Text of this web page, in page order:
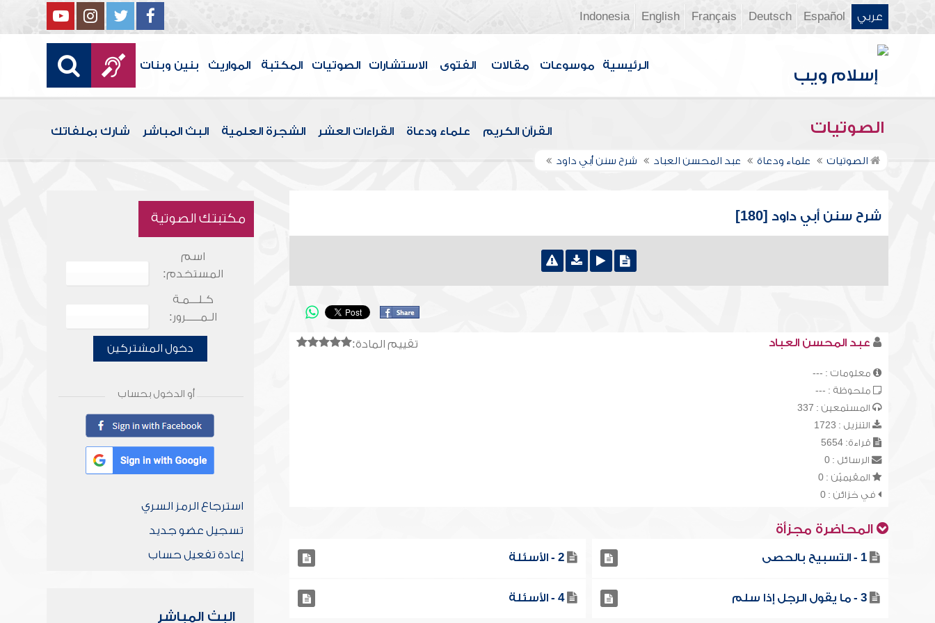
عربي Español
Deutsch
Français
English
Indonesia
الرئيسية موسوعات مقالات الفتوى الاستشارات الصوتيات المكتبة المواريث بنين وبنات
الصوتيات القرآن الكريم علماء ودعاة القراءات العشر الشجرة العلمية البث المباشر شارك بملفاتك
الصوتيات علماء ودعاة عبد المحسن العباد شرح سنن أبي داود
شرح سنن أبي داود [180]
تقييم المادة: عبد المحسن العباد
معلومات : ---
ملحوظة : ---
المستمعين : 337
التنزيل : 1723
قراءة: 5654
الرسائل : 0
المقيميّن : 0
في خزائن : 0
المحاضرة مجزأة
1 - التسبيح بالحصى 2 - الأسئلة
3 - ما يقول الرجل إذا سلم 4 - الأسئلة
مكتبتك الصوتية
اسم
المستخدم:
كـلـــمـة
الـمـــــرور:
دخول المشتركين
أو الدخول بحساب
استرجاع الرمز السري
تسجيل عضو جديد
إعادة تفعيل حساب
البث المباشر